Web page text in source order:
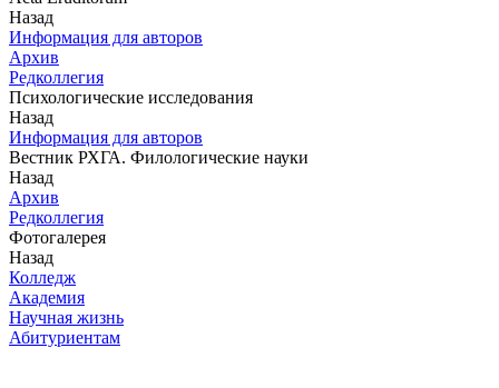
Назад
Информация для авторов
Архив
Редколлегия
Психологические исследования
Назад
Информация для авторов
Вестник РХГА. Филологические науки
Назад
Архив
Редколлегия
Фотогалерея
Назад
Колледж
Академия
Научная жизнь
Абитуриентам